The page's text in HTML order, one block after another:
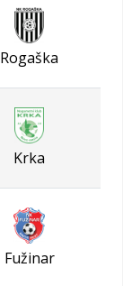
Rogaška
Krka
Fužinar